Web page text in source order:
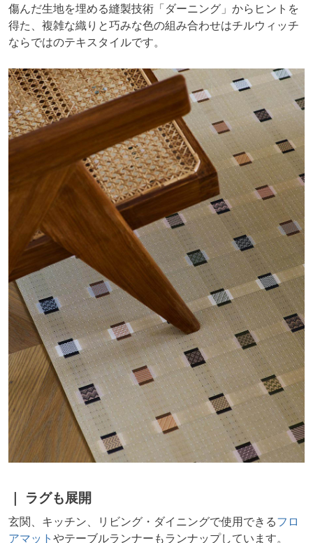
傷んだ生地を埋める縫製技術「ダーニング」からヒントを
得た、複雑な織りと巧みな色の組み合わせはチルウィッチ
ならではのテキスタイルです。
ラグも展開
玄関、キッチン、リビング・ダイニングで使用できるフロ
アマットやテーブルランナーもランナップしています。